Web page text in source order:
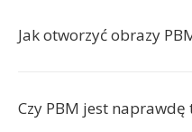
Jak otworzyć obrazy
Czy PBM jest naprawdę